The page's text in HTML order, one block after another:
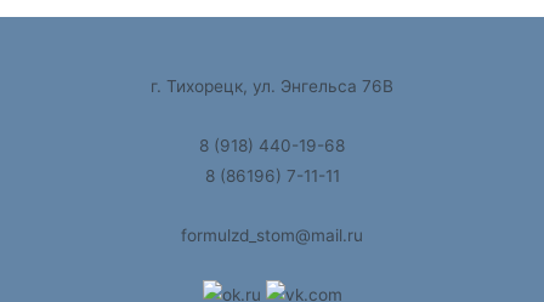
г. Тихорецк, ул. Энгельса 76В
8 (918) 440-19-68
8 (86196) 7-11-11
formulzd_stom@mail.ru